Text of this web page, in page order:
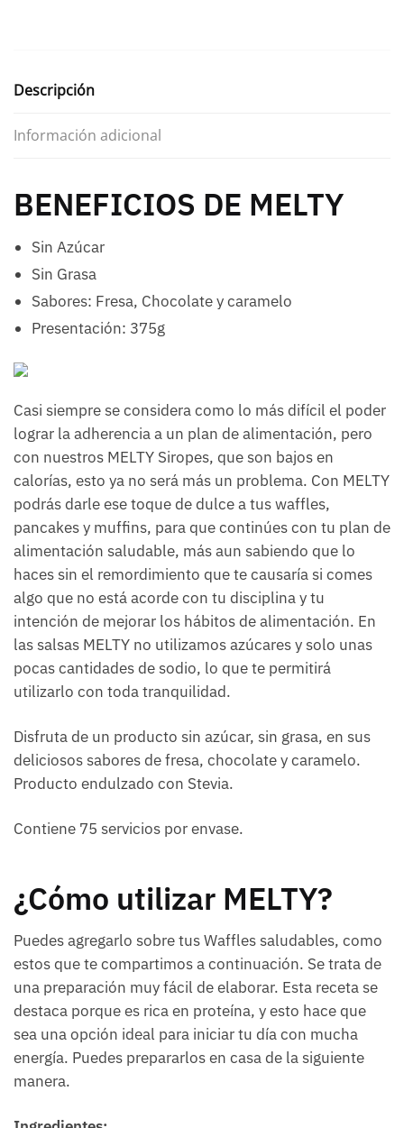
Descripción
Información adicional
BENEFICIOS DE MELTY
Sin Azúcar
Sin Grasa
Sabores: Fresa, Chocolate y caramelo
Presentación: 375g
Casi siempre se considera como lo más difícil el poder
lograr la adherencia a un plan de alimentación, pero
con nuestros MELTY Siropes, que son bajos en
calorías, esto ya no será más un problema. Con MELTY
podrás darle ese toque de dulce a tus waffles,
pancakes y muffins, para que continúes con tu plan de
alimentación saludable, más aun sabiendo que lo
haces sin el remordimiento que te causaría si comes
algo que no está acorde con tu disciplina y tu
intención de mejorar los hábitos de alimentación. En
las salsas MELTY no utilizamos azúcares y solo unas
pocas cantidades de sodio, lo que te permitirá
utilizarlo con toda tranquilidad.
Disfruta de un producto sin azúcar, sin grasa, en sus
deliciosos sabores de fresa, chocolate y caramelo.
Producto endulzado con Stevia.
Contiene 75 servicios por envase.
¿Cómo utilizar MELTY?
Puedes agregarlo sobre tus Waffles saludables, como
estos que te compartimos a continuación. Se trata de
una preparación muy fácil de elaborar. Esta receta se
destaca porque es rica en proteína, y esto hace que
sea una opción ideal para iniciar tu día con mucha
energía. Puedes prepararlos en casa de la siguiente
manera.